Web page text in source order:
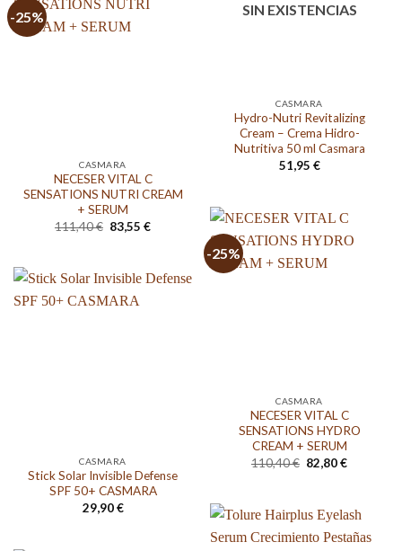
SIN EXISTENCIAS
CASMARA
Hydro-Nutri Revitalizing
Cream – Crema Hidro-
Nutritiva 50 ml Casmara
51,95 €
-25%
CASMARA
NECESER VITAL C
SENSATIONS NUTRI CREAM
+ SERUM
111,40€ El
precio
111,40 €.
83,55€El
83,55 €.
-25%
CASMARA
NECESER VITAL C
SENSATIONS HYDRO
CREAM + SERUM
110,40€ El
precio
110,40 €.
82,80€El
82,80 €.
CASMARA
Stick Solar Invisible Defense
SPF 50+ CASMARA
29,90€